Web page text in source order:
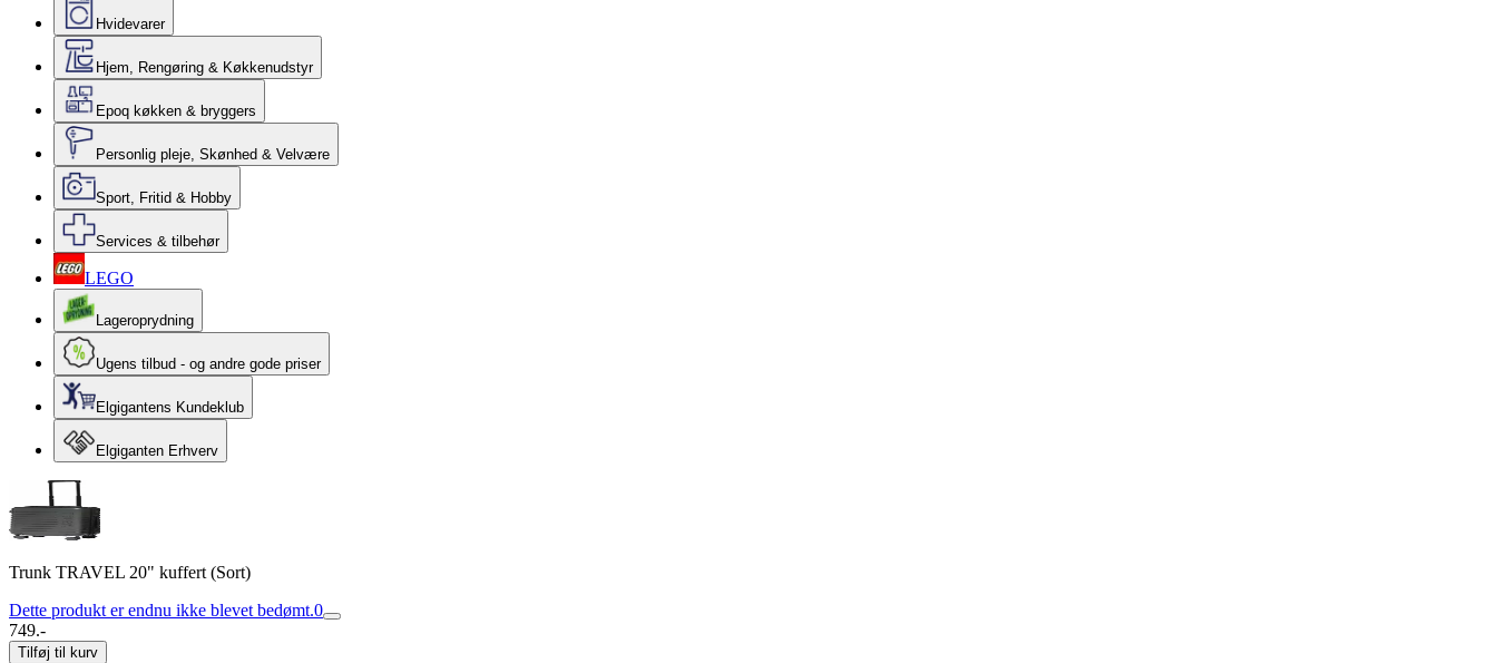
Hvidevarer
Hjem, Rengøring & Køkkenudstyr
Epoq køkken & bryggers
Personlig pleje, Skønhed & Velvære
Sport, Fritid & Hobby
Services & tilbehør
LEGO
Lageroprydning
Ugens tilbud - og andre gode priser
Elgigantens Kundeklub
Elgiganten Erhverv
Trunk TRAVEL 20" kuffert (Sort)
Dette produkt er endnu ikke blevet bedømt.0
749.-
Tilføj til kurv